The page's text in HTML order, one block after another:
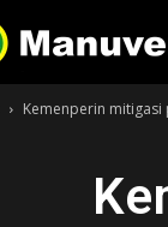
Kemenperin mitigasi